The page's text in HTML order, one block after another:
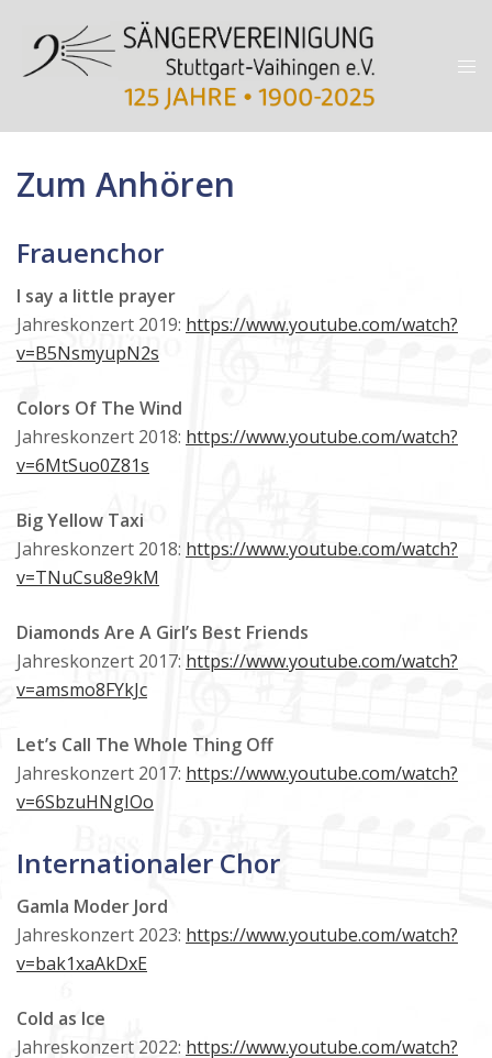
Inhalt
springen
Zum Anhören
Frauenchor
I say a little prayer
Jahreskonzert 2019: https://www.youtube.com/watch?
v=B5NsmyupN2s
Colors Of The Wind
Jahreskonzert 2018: https://www.youtube.com/watch?
v=6MtSuo0Z81s
Big Yellow Taxi
Jahreskonzert 2018: https://www.youtube.com/watch?
v=TNuCsu8e9kM
Diamonds Are A Girl’s Best Friends
Jahreskonzert 2017: https://www.youtube.com/watch?
v=amsmo8FYkJc
Let’s Call The Whole Thing Off
Jahreskonzert 2017: https://www.youtube.com/watch?
v=6SbzuHNgIOo
Internationaler Chor
Gamla Moder Jord
Jahreskonzert 2023: https://www.youtube.com/watch?
v=bak1xaAkDxE
Cold as Ice
Jahreskonzert 2022: https://www.youtube.com/watch?